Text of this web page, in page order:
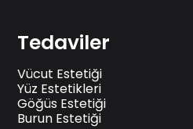
Tedaviler
Vücut Estetiği
Yüz Estetikleri
Göğüs Estetiği
Burun Estetiği